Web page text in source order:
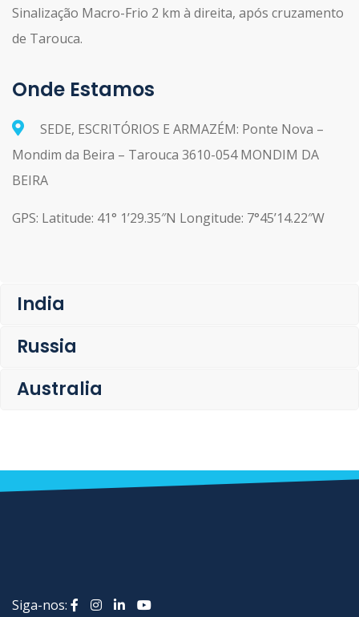
Sinalização Macro-Frio 2 km à direita, após cruzamento
de Tarouca.
Onde Estamos
SEDE, ESCRITÓRIOS E ARMAZÉM: Ponte Nova –
Mondim da Beira – Tarouca 3610-054 MONDIM DA
BEIRA
GPS: Latitude: 41° 1’29.35″N Longitude: 7°45’14.22″W
India
Russia
Australia
Siga-nos: